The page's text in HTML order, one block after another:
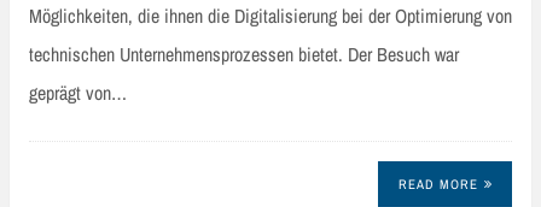
Möglichkeiten, die ihnen die Digitalisierung bei der Optimierung von
technischen Unternehmensprozessen bietet. Der Besuch war
geprägt von…
READ MORE